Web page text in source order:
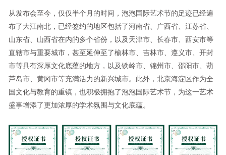
从发布会至今，仅仅半个月的时间，泡泡国际艺术节的足迹已经遍
布了大江南北，已经签约的地区包括了河南省、广西省、江苏省、
山东省、山西省在内的多个省份，以及天津市、长春市、西安市等
直辖市与重要城市，甚至延伸至了榆林市、吉林市、遵义市、开封
市等具有深厚文化底蕴的地方，以及铁岭市、锦州市、邵阳市、葫
芦岛市、黄冈市等充满活力的新兴城市。此外，北京海淀区作为全
国文化与教育的重镇，也积极拥抱了泡泡国际艺术节，为这一艺术
盛事增添了更加浓厚的学术氛围与文化底蕴。